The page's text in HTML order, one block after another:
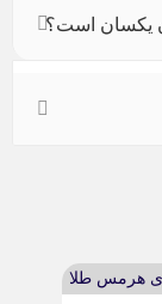
یکسان است؟